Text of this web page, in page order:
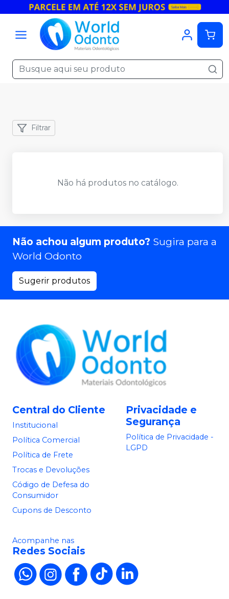
Filtrar
Não há produtos no catálogo.
Não achou algum produto? Sugira para a
World Odonto
Sugerir produtos
Central do Cliente
Institucional
Política Comercial
Política de Frete
Trocas e Devoluções
Código de Defesa do
Consumidor
Cupons de Desconto
Privacidade e
Segurança
Política de Privacidade -
LGPD
Acompanhe nas
Redes Sociais